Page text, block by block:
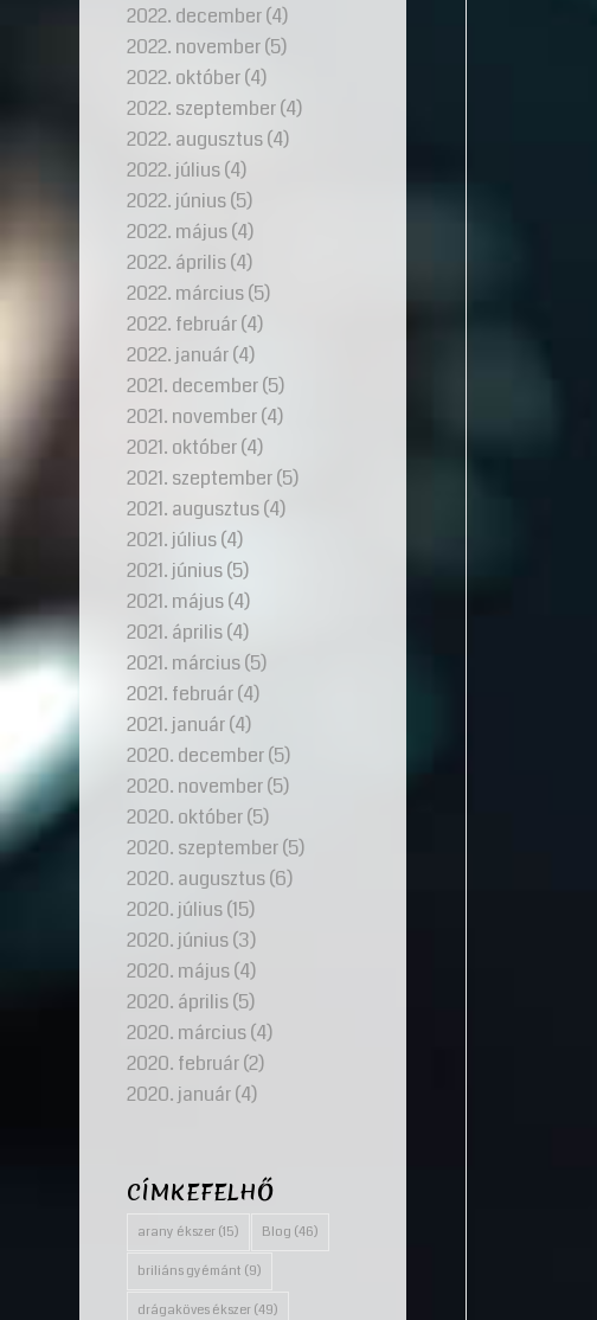
2022. december(4)
2022. november(5)
2022. október(4)
2022. szeptember(4)
2022. augusztus(4)
2022. július(4)
2022. június(5)
2022. május(4)
2022. április(4)
2022. március(5)
2022. február(4)
2022. január(4)
2021. december(5)
2021. november(4)
2021. október(4)
2021. szeptember(5)
2021. augusztus(4)
2021. július(4)
2021. június(5)
2021. május(4)
2021. április(4)
2021. március(5)
2021. február(4)
2021. január(4)
2020. december(5)
2020. november(5)
2020. október(5)
2020. szeptember(5)
2020. augusztus(6)
2020. július(15)
2020. június(3)
2020. május(4)
2020. április(5)
2020. március(4)
2020. február(2)
2020. január(4)
CÍMKEFELHŐ
arany ékszer (15) Blog (46)
briliáns gyémánt (9)
drágaköves ékszer (49)